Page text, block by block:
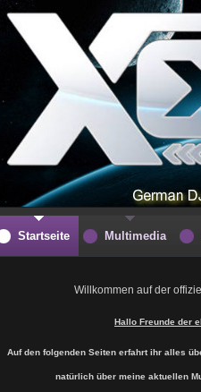
Willkommen auf der
Hallo Freunde der
Auf den folgenden Seiten erfahrt ihr alles
natürlich über meine aktuellen
Startseite Multimedia